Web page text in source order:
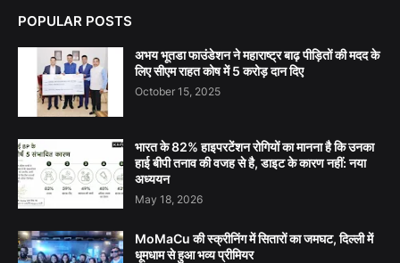
POPULAR POSTS
अभय भूतडा फाउंडेशन ने महाराष्ट्र बाढ़ पीड़ितों की मदद के
लिए सीएम राहत कोष में 5 करोड़ दान दिए
October 15, 2025
भारत के 82% हाइपरटेंशन रोगियों का मानना है कि उनका
हाई बीपी तनाव की वजह से है, डाइट के कारण नहीं: नया
अध्ययन
May 18, 2026
MoMaCu की स्क्रीनिंग में सितारों का जमघट, दिल्ली में
धूमधाम से हुआ भव्य प्रीमियर